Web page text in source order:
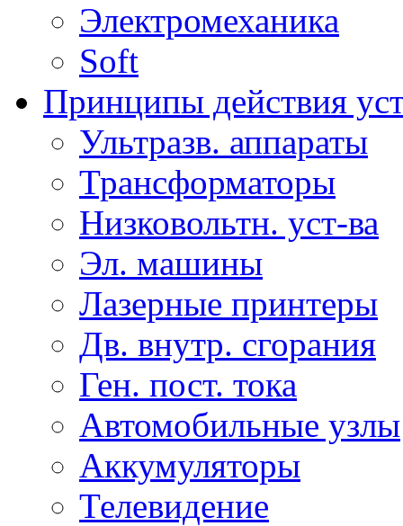
Электромеханика
Soft
Принципы действия
Ультразв. аппараты
Трансформаторы
Низковольтн. уст-ва
Эл. машины
Лазерные принтеры
Дв. внутр. сгорания
Ген. пост. тока
Автомобильные узлы
Аккумуляторы
Телевидение